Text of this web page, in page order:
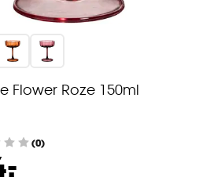
Flower Roze 150ml
(0)
-